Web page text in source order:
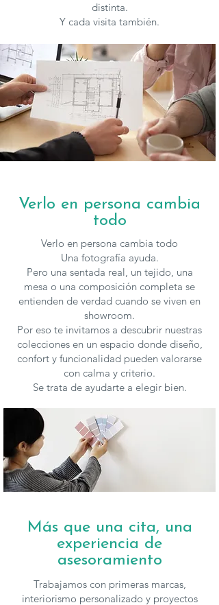
distinta.
Y cada visita también.
Verlo en persona cambia
todo
Verlo en persona cambia todo
Una fotografía ayuda.
Pero una sentada real, un tejido, una
mesa o una composición completa se
entienden de verdad cuando se viven en
showroom.
Por eso te invitamos a descubrir nuestras
colecciones en un espacio donde diseño,
confort y funcionalidad pueden valorarse
con calma y criterio.
Se trata de ayudarte a elegir bien.
Más que una cita, una
experiencia de
asesoramiento
Trabajamos con primeras marcas,
interiorismo personalizado y proyectos